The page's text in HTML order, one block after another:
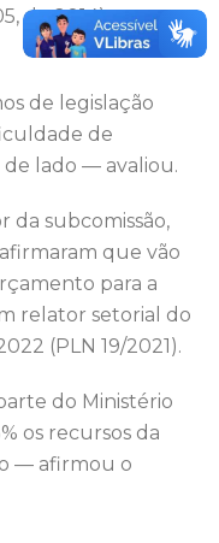
de 2014) e o
de legislação
de
lado — avaliou.
da subcomissão,
que vão
para a
relator setorial do
(PLN 19/2021).
do Ministério
os recursos da
— afirmou o